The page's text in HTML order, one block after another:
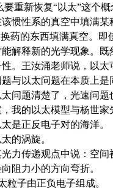
要重新恢复“以太”这个
惯性系的真空中填满某
药的东西填满真空。
解释新的光学现象。
。王汝涌老师说，以太
与以太问题在本质上
问题清楚了，光速问
我的以太模型与杨世
是正反电子对的海洋。
的涡旋。
力传递观点中说：空
阻力小的方向弯折。
粒子由正负电子组成。